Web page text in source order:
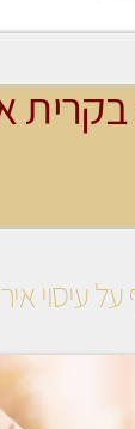
עיסוי